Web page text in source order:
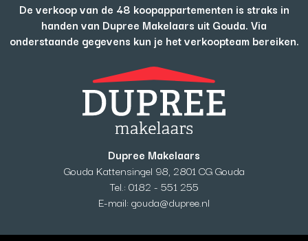
De verkoop van de 48 koopappartementen is straks in
handen van Dupree Makelaars uit Gouda. Via
onderstaande gegevens kun je het verkoopteam bereiken.
Dupree Makelaars
Gouda Kattensingel 98, 2801 CG Gouda
Tel.: 0182 - 551 255
E-mail: gouda@dupree.nl